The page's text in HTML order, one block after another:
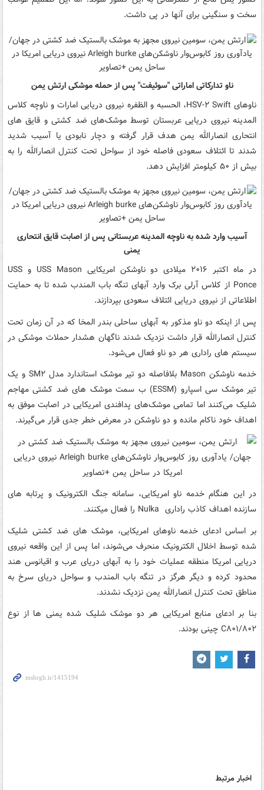
سخت و سنگینی برای آنها در پی داشت.
ناو تدارکاتی اماراتی "سوئیفت" پس از حمله موشکی ارتش یمن
ناوهای HSV-۲ Swift، الحسبه و الظفره نیروی دریایی امارات و ناوچه کلاس
المدینه نیروی دریایی عربستان توسط موشک‌های ضد کشتی و قایق های
انتحاری انصارالله یمن هدف قرار گرفته و دچار نابودی یا آسیب شدید
شدند تا ائتلاف سعودی فاصله خود از سواحل تحت کنترل انصارالله را به
بیش از ۵۰ کیلومتر افزایش دهد.
آسیب وارد شده به ناوچه المدینه عربستانی پس از اصابت قایق انتحاری
یمنی
در ماه اکتبر ۲۰۱۶ میلادی دو ناوشکن امریکایی USS Mason و USS
Ponce از کلاس آرلی برک وارد آبهای تنگه باب المندب شده تا به حمایت
اطلاعاتی از نیروی دریایی ائتلاف سعودی بپردازند.
پس از اینکه دو ناو مذکور به آبهای ساحلی بندر المخا که در آن زمان تحت
کنترل انصارالله قرار داشت نزدیک شدند ناگهان هشدار حملات موشکی در
سیستم های راداری هر دو ناو فعال می‌شود.
خدمه ناوشکن Mason بلافاصله دو تیر موشک استاندارد مدل SM۲ و یک
تیر موشک سی اسپارو (ESSM) ب سمت موشک های ضد کشتی مهاجم
شلیک می‌کنند اما تمامی موشک‌های پدافندی امریکایی در اصابت موفق به
اهداف خود ناکام مانده و دو ناوشکن در معرض خطر جدی قرار می‌گیرند.
در این هنگام خدمه ناو امریکایی، سامانه جنگ الکترونیک و پرتابه های
سازنده اهداف کاذب راداری Nulka را فعال میکنند.
بر اساس ادعای خدمه ناوهای امریکایی، موشک های ضد کشتی شلیک
شده توسط اخلال الکترونیک منحرف می‌شوند، اما پس از این واقعه نیروی
دریایی امریکا منطقه عملیات خود را به آبهای دریای عرب و اقیانوس هند
محدود کرده و دیگر هرگز در تنگه باب المندب و سواحل دریای سرخ به
مناطق تحت کنترل انصارالله یمن نزدیک نشدند.
بنا بر ادعای منابع امریکایی هر دو موشک شلیک شده یمنی ها از نوع
C۸۰۱/۸۰۲ چینی بودند.
اخبار مرتبط